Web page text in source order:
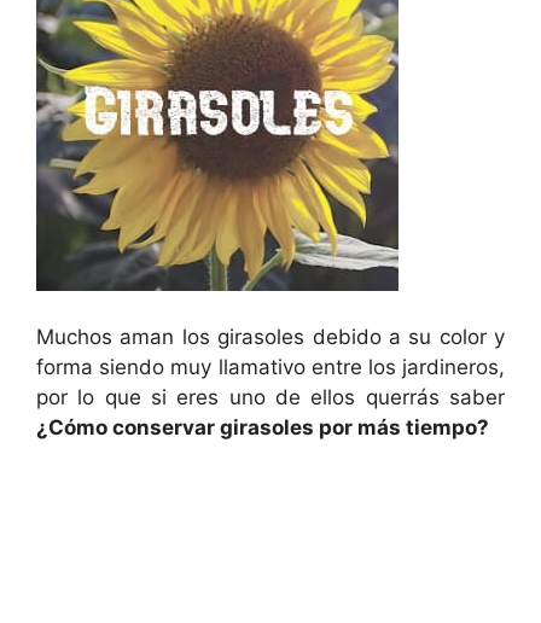
Muchos aman los girasoles debido a su color y
forma siendo muy llamativo entre los jardineros,
por lo que si eres uno de ellos querrás saber
¿Cómo conservar girasoles por más tiempo?